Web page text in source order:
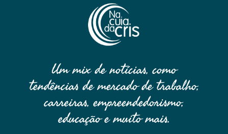
Um mix de notícias, como
tendências de mercado de trabalho,
carreiras, empreendedorismo,
educação e muito mais.